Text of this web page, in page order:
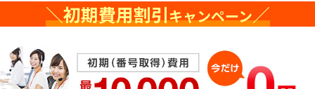
＼初期費用割引キャンペーン／